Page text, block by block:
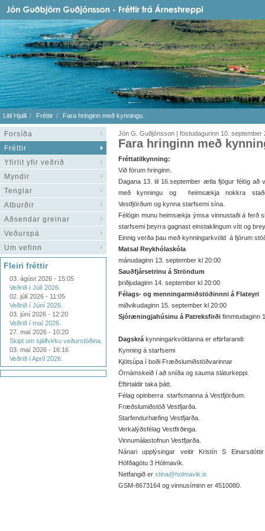
Litli Hjalli Fréttir Fara hringinn með kynningu.
Forsíða
Fréttir
Yfirlit yfir veðrið
Myndir
Tenglar
Atburðir
Aðsendar greinar
Veðurspá
Um vefinn
Fleiri fréttir
03. ágúst 2026 - 15:05
Veðrið í Júlí 2026.
02. júlí 2026 - 11:05
Veðrið í Júní 2026.
03. júní 2026 - 12:20
Veðrið í maí 2026.
27. maí 2026 - 10:20
Skipt um sjálfvirku veðurstöðina.
03. maí 2026 - 16:16
Veðrið í Apríl 2026.
Jón G. Guðjónsson | föstudagurinn 10. september
Fara hringinn með
Fréttatilkynning:
Við förum hringinn.
Dagana 13. til 16.september ætla fjögur félög að
með kynningu og
heimsækja nokkra
Vestfjörðum og kynna starfsemi sína.
Félögin munu heimsækja ýmsa vinnustaði á ferð
starfsemi þeyrra gagnast einstaklingum vítt og
Einnig verða þau með kynningarkvöld á fjórum
Matsal Reykhólaskóla
mánudaginn 13. september kl 20:00
Sauðfjársetrinu á Ströndum
þriðjudaginn 14. september kl 20:00
Félags- og menningarmiðstöðinnni á Flateyri
miðvikudaginn 15. september kl 20:00
Sjóræningjahúsinu á Patreksfirði fimmtudaginn
Dagskrá kynningarkvöldanna er eftirfarandi:
Kynning á starfsemi
Kjötsúpa í boði Fræðslumiðstöðvarinnar
Örnámskeið í að sníða og sauma sláturkeppi.
Eftirtaldir taka þátt.
Félag opinberra starfsmanna á Vestfjörðum.
Fræðslumiðstöð Vestfjarða.
Starfendurhæfing Vestfjarða.
Verkalýðsfélag Vestfirðinga.
Vinnumálastofnun Vestfjarða.
Nánari upplýsingar veitir Kristín S
Höfðagötu 3 Hólmavík.
Netfangið er stina@holmavik.is
GSM-8673164 og vinnusíminn er 4510080.